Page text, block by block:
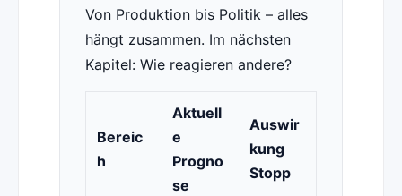
Von Produktion bis Politik – alles
hängt zusammen. Im nächsten
Kapitel: Wie reagieren andere?
Bereic
h
Aktuell
e
Progno
se
Auswir
kung
Stopp